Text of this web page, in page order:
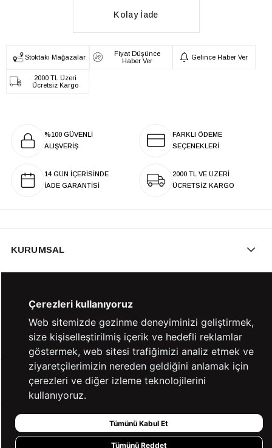
Kolay İade
Stoktaki Mağazalar
Fiyat Düşünce
Haber Ver
Gelince Haber Ver
2000 TL Üzeri
Ücretsiz Kargo
%100 GÜVENLİ
ALIŞVERİŞ
FARKLI ÖDEME
SEÇENEKLERİ
14 GÜN İÇERİSİNDE
İADE GARANTİSİ
2000 TL VE ÜZERİ
ÜCRETSİZ KARGO
KURUMSAL
YARDIM
BİZE ULAŞIN
HIZLI ERİŞİM
Çerezleri kullanıyoruz
Web sitemizde gezinme deneyiminizi geliştirmek,
size kişiselleştirilmiş içerik ve hedefli reklamlar
göstermek, web sitesi trafiğimizi analiz etmek ve
ziyaretçilerimizin nereden geldiğini anlamak için
çerezleri ve diğer izleme teknolojilerini
kullanıyoruz.
Tümünü Kabul Et
Tümünü Reddet